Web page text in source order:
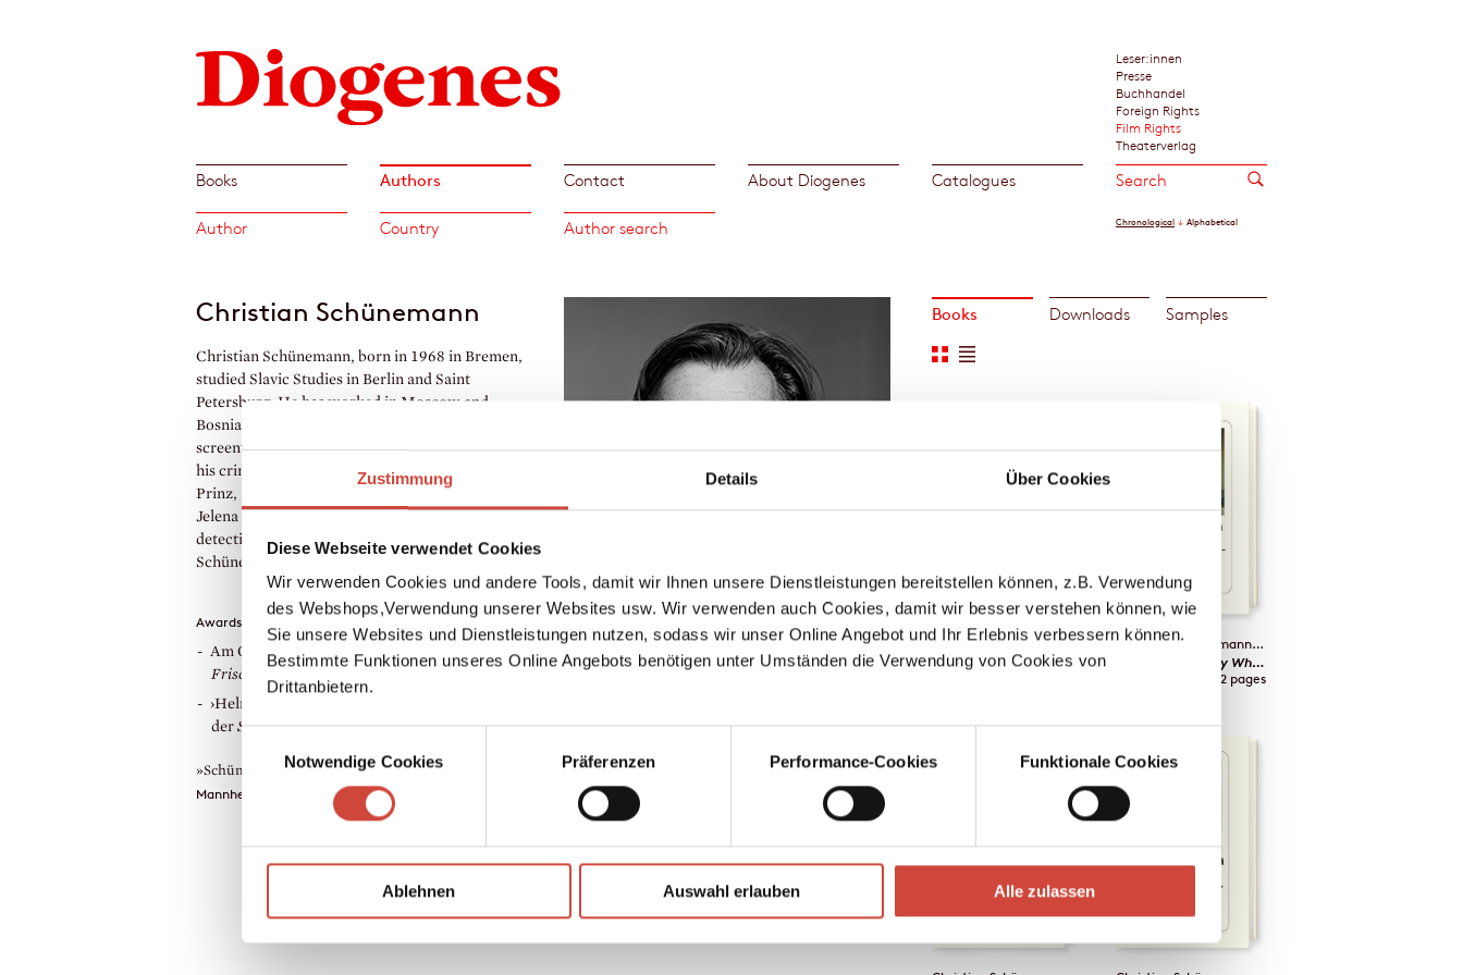
Zustimmung Details Über Cookies
Diese Webseite verwendet Cookies
Wir verwenden Cookies und andere Tools, damit wir Ihnen unsere Dienstleistungen bereitstellen können, z.B. Verwendung
des Webshops,Verwendung unserer Websites usw. Wir verwenden auch Cookies, damit wir besser verstehen können, wie
Sie unsere Websites und Dienstleistungen nutzen, sodass wir unser Online Angebot und Ihr Erlebnis verbessern können.
Bestimmte Funktionen unseres Online Angebots benötigen unter Umständen die Verwendung von Cookies von
Drittanbietern.
Einwilligungsauswahl
Notwendige Cookies
Präferenzen Performance-Cookies Funktionale Cookies
Ablehnen Auswahl erlauben Alle zulassen
Leser:innen
Presse
Buchhandel
Foreign Rights
Film Rights
Theaterverlag
Books Authors Contact About Diogenes Catalogues
Author Country Author search Chronological Alphabetical
Christian Schünemann
Christian Schünemann, born in 1968 in Bremen,
studied Slavic Studies in Berlin and Saint
Petersburg. He has worked in Moscow and
Bosnia-Herzegovina, and was a storyliner and
screenwriter. Diogenes has previously published
his crime series about the star hairdresser Tomas
Prinz, and his crime novels — co-written with
Jelena Volič — about the Serbian amateur
detective Milena Lukin. Christian
Schünemann lives in Berlin.
Awards
Am Open Mike wurde ein Auszug aus
Frisör
›Helmut-Stegmann-Preis‹ für eine Reportage in
der Süddeutschen Zeitung, 2001
»Schünemann is a keen observer.«
Mannheimer Morgen
Books Downloads Samples
Christian Schünemann
Until the Sun Shines
Christian Schünemann
&
Lily-of-the-Valley White
Crime Fiction / 352 pages